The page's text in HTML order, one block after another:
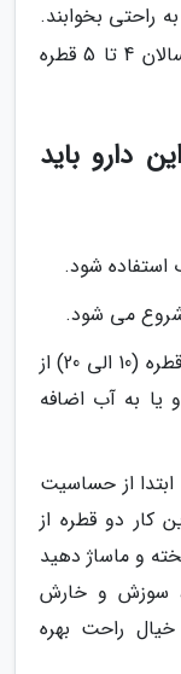
راحتی بخوابند.
همچنین به منظور رفع گرفتگی بینی بزرگسالان 4 تا 5 قطره
دارو باید
استفاده شود.
شروع می شود.
توصیه می شود به هنگام بخور چند قطره (10 الی 20) از
یا به آب اضافه
ابتدا از حساسیت
کار دو قطره از
و ماساژ دهید
سوزش و خارش
راحت بهره